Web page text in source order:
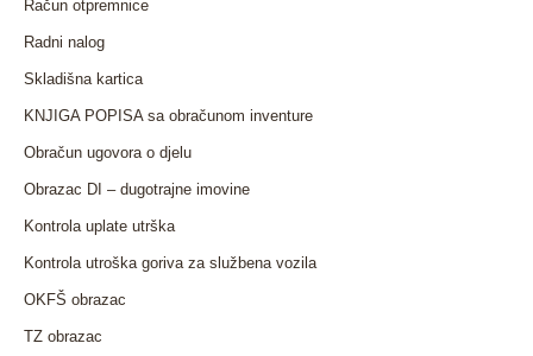
Račun otpremnice
Radni nalog
Skladišna kartica
KNJIGA POPISA sa obračunom inventure
Obračun ugovora o djelu
Obrazac DI – dugotrajne imovine
Kontrola uplate utrška
Kontrola utroška goriva za službena vozila
OKFŠ obrazac
TZ obrazac